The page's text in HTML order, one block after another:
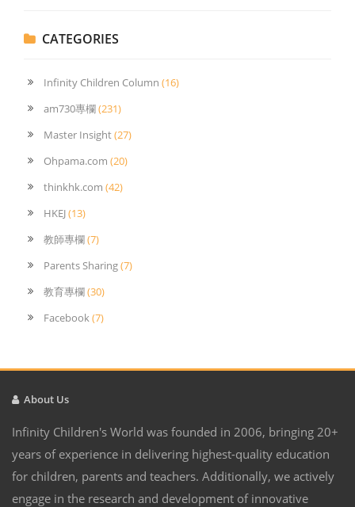
CATEGORIES
Infinity Children Column (16)
am730專欄(231)
Master Insight(27)
Ohpama.com (20)
thinkhk.com (42)
HKEJ(13)
教師專欄(7)
Parents Sharing(7)
教育專欄(30)
Facebook(7)
About Us
Infinity Children's World was founded in 2006, bringing 20+
years of experience in delivering highest-quality education
for children, parents and teachers. Additionally, we actively
engage in the research and development of innovative